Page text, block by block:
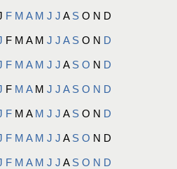
F M A M J J A S O N D
F M A M J J A S O N D
F M A M J J A S O N D
F M A M J J A S O N D
F M A M J J A S O N D
F M A M J J A S O N D
F M A M J J A S O N D